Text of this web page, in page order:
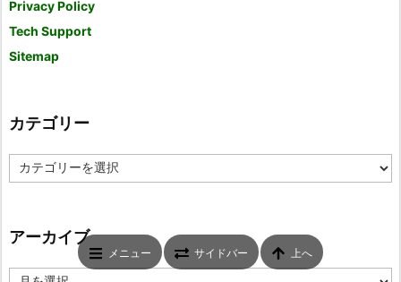
Privacy Policy
Tech Support
Sitemap
カテゴリー
テ
ー
アーカイブ
メニュー サイドバー 上へ